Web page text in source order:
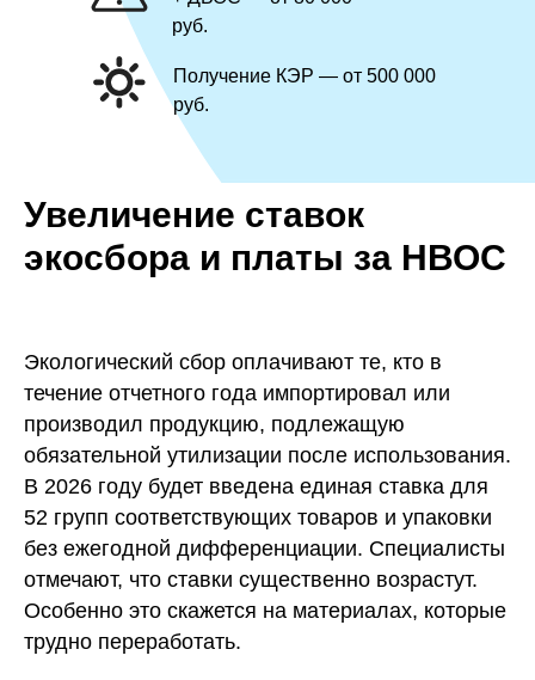
руб.
Получение КЭР — от 500 000
руб.
Увеличение ставок
экосбора и платы за НВОС
Экологический сбор оплачивают те, кто в
течение отчетного года импортировал или
производил продукцию, подлежащую
обязательной утилизации после использования.
В 2026 году будет введена единая ставка для
52 групп соответствующих товаров и упаковки
без ежегодной дифференциации. Специалисты
отмечают, что ставки существенно возрастут.
Особенно это скажется на материалах, которые
трудно переработать.